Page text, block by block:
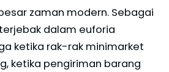
zaman modern. Sebagai
dalam euforia
ketika rak-rak minimarket
ketika pengiriman barang